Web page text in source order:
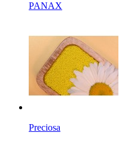
PANAX
Preciosa